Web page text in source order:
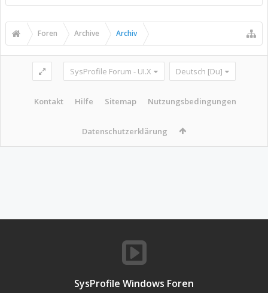
Foren Archive Archiv
SysProfile Forum - UI.X Deutsch [Du]
Kontakt Hilfe Sitemap Nutzungsbedingungen
Datenschutzerklärung
SysProfile Windows Foren